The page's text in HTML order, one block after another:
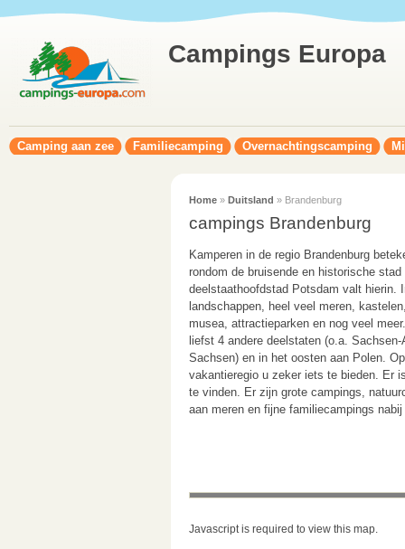
Campings Europa
Camping aan zee Familiecamping Overnachtingscamping
Home» Duitsland » Brandenburg
campings Brandenburg
Kamperen in de regio Brandenburg
rondom de bruisende en historische
deelstaathoofdstad Potsdam valt hierin.
landschappen, heel veel meren,
musea, attractieparken en nog veel
liefst 4 andere deelstaten (o.a.
Sachsen) en in het oosten aan Polen.
vakantieregio u zeker iets te bieden. Er
te vinden. Er zijn grote campings,
aan meren en fijne familiecampings
Javascript is required to view this map.